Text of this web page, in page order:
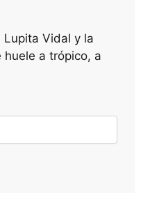
Lupita Vidal y la
huele a trópico, a